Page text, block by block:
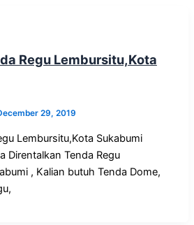
Regu Lembursitu,Kota
29, 2019
Lembursitu,Kota Sukabumi
Direntalkan Tenda Regu
, Kalian butuh Tenda Dome,